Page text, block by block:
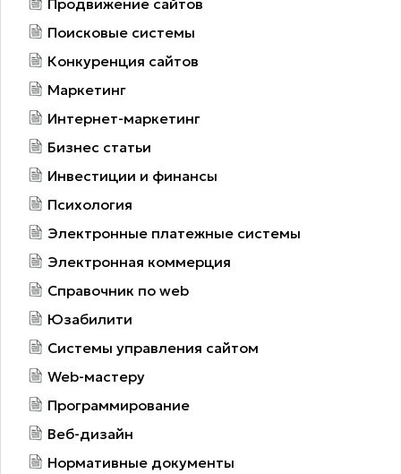
Поисковые системы
Конкуренция сайтов
Маркетинг
Интернет-маркетинг
Бизнес статьи
Инвестиции и финансы
Психология
Электронные платежные системы
Электронная коммерция
Справочник по web
Юзабилити
Системы управления сайтом
Web-мастеру
Программирование
Веб-дизайн
Нормативные документы